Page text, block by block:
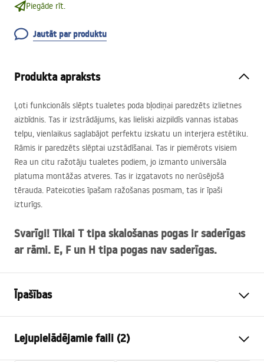
Piegāde rīt.
Jautāt par produktu
Produkta apraksts
Ļoti funkcionāls slēpts tualetes poda bļodiņai paredzēts izlietnes
aizbīdnis. Tas ir izstrādājums, kas lieliski aizpildīs vannas istabas
telpu, vienlaikus saglabājot perfektu izskatu un interjera estētiku.
Rāmis ir paredzēts slēptai uzstādīšanai. Tas ir piemērots visiem
Rea un citu ražotāju tualetes podiem, jo izmanto universāla
platuma montāžas atveres. Tas ir izgatavots no nerūsējošā
tērauda. Pateicoties īpašam ražošanas posmam, tas ir īpaši
izturīgs.
Svarīgi! Tikai T tipa skalošanas pogas ir saderīgas
ar rāmi. E, F un H tipa pogas nav saderīgas.
Īpašības
Modelis
Lejupielādējamie faili (2)